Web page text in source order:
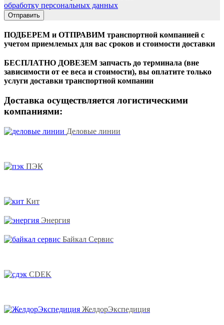
обработку персональных данных
ПОДБЕРЕМ и ОТПРАВИМ транспортной компанией с
учетом приемлемых для вас сроков и стоимости доставки
БЕСПЛАТНО ДОВЕЗЕМ запчасть до терминала (вне
зависимости от ее веса и стоимости), вы оплатите только
услуги доставки транспортной компании
Доставка осуществляется логистическими
компаниями:
Деловые линии
ПЭК
Кит
Энергия
Байкал Сервис
CDEK
ЖелдорЭкспедиция